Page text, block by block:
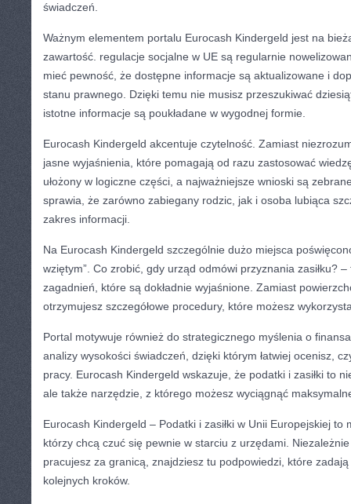
świadczeń.
Ważnym elementem portalu Eurocash Kindergeld jest na
zawartość. regulacje socjalne w UE są regularnie
mieć pewność, że dostępne informacje są aktualizowane i
stanu prawnego. Dzięki temu nie musisz przeszukiwać
istotne informacje są poukładane w wygodnej formie.
Eurocash Kindergeld akcentuje czytelność. Zamiast
jasne wyjaśnienia, które pomagają od razu zastosować
ułożony w logiczne części, a najważniejsze wnioski są
sprawia, że zarówno zabiegany rodzic, jak i osoba lubiąca
zakres informacji.
Na Eurocash Kindergeld szczególnie dużo miejsca
wziętym”. Co zrobić, gdy urząd odmówi przyznania zasiłku?
zagadnień, które są dokładnie wyjaśnione. Zamiast
otrzymujesz szczegółowe procedury, które możesz
Portal motywuje również do strategicznego myślenia o
analizy wysokości świadczeń, dzięki którym łatwiej ocenisz,
pracy. Eurocash Kindergeld wskazuje, że podatki i zasiłki to
ale także narzędzie, z którego możesz wyciągnąć
Eurocash Kindergeld – Podatki i zasiłki w Unii Europejskiej to
którzy chcą czuć się pewnie w starciu z urzędami.
pracujesz za granicą, znajdziesz tu podpowiedzi, które
kolejnych kroków.